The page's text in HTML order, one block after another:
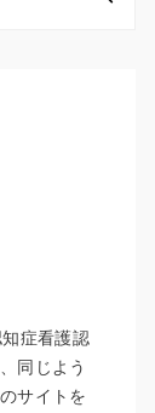
症看護認
同じよう
サイトを